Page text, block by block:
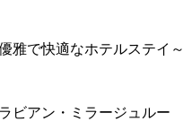
雅で快適なホテルステイ～
ビアン・ミラージュルー